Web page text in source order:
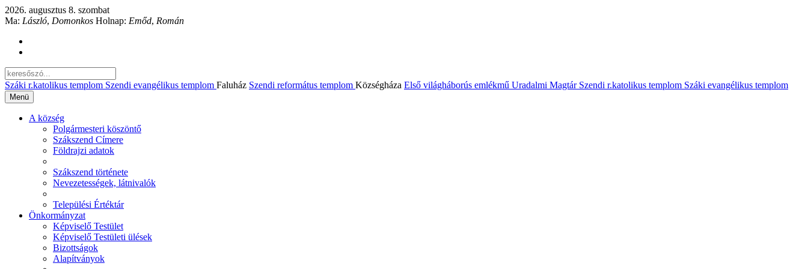
2026. augusztus 8. szombat
Ma: László, Domonkos Holnap: Emőd, Román
Száki r.katolikus templom Szendi evangélikus templom Faluház Szendi református templom Községháza Első világháborús emlékmű Uradalmi Magtár Szendi r.katolikus templom Száki evangélikus templom
Menü
A község
Polgármesteri köszöntő
Szákszend Címere
Földrajzi adatok
Szákszend története
Nevezetességek, látnivalók
Települési Értéktár
Önkormányzat
Képviselő Testület
Képviselő Testületi ülések
Bizottságok
Alapítványok